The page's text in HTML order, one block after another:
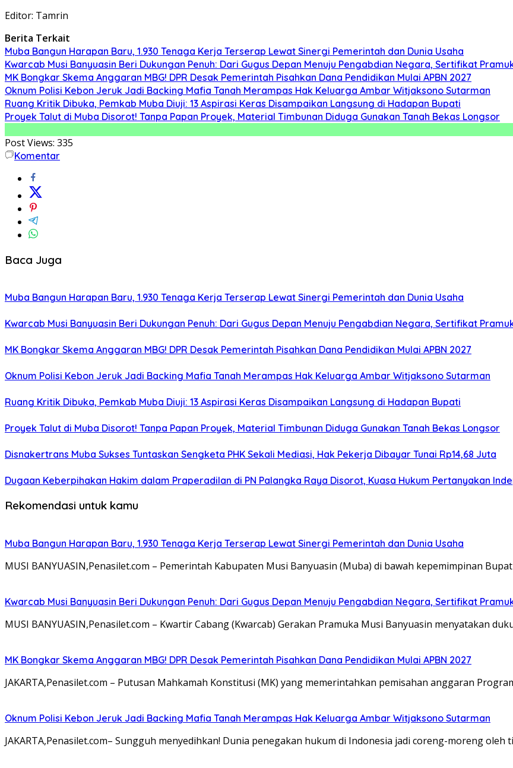
Editor: Tamrin
Berita Terkait
Muba Bangun Harapan Baru, 1.930 Tenaga Kerja Terserap Lewat Sinergi Pemerintah dan Dunia Usaha
Kwarcab Musi Banyuasin Beri Dukungan Penuh: Dari Gugus Depan Menuju Pengabdian Negara, Sertifikat
MK Bongkar Skema Anggaran MBG! DPR Desak Pemerintah Pisahkan Dana Pendidikan Mulai APBN 2027
Oknum Polisi Kebon Jeruk Jadi Backing Mafia Tanah Merampas Hak Keluarga Ambar Witjaksono Sutarman
Ruang Kritik Dibuka, Pemkab Muba Diuji: 13 Aspirasi Keras Disampaikan Langsung di Hadapan Bupati
Proyek Talut di Muba Disorot! Tanpa Papan Proyek, Material Timbunan Diduga Gunakan Tanah Bekas Longsor
Post Views: 335
Komentar
Baca Juga
Muba Bangun Harapan Baru, 1.930 Tenaga Kerja Terserap Lewat Sinergi Pemerintah dan Dunia Usaha
Kwarcab Musi Banyuasin Beri Dukungan Penuh: Dari Gugus Depan Menuju Pengabdian Negara, Sertifikat
MK Bongkar Skema Anggaran MBG! DPR Desak Pemerintah Pisahkan Dana Pendidikan Mulai APBN 2027
Oknum Polisi Kebon Jeruk Jadi Backing Mafia Tanah Merampas Hak Keluarga Ambar Witjaksono Sutarman
Ruang Kritik Dibuka, Pemkab Muba Diuji: 13 Aspirasi Keras Disampaikan Langsung di Hadapan Bupati
Proyek Talut di Muba Disorot! Tanpa Papan Proyek, Material Timbunan Diduga Gunakan Tanah Bekas Longsor
Disnakertrans Muba Sukses Tuntaskan Sengketa PHK Sekali Mediasi, Hak Pekerja Dibayar Tunai Rp14,68 Juta
Dugaan Keberpihakan Hakim dalam Praperadilan di PN Palangka Raya Disorot, Kuasa Hukum Pertanyakan
Rekomendasi untuk kamu
Muba Bangun Harapan Baru, 1.930 Tenaga Kerja Terserap Lewat Sinergi Pemerintah dan Dunia Usaha
MUSI BANYUASIN,Penasilet.com – Pemerintah Kabupaten Musi Banyuasin (Muba) di bawah kepemimpinan
Kwarcab Musi Banyuasin Beri Dukungan Penuh: Dari Gugus Depan Menuju Pengabdian Negara, Sertifikat
MUSI BANYUASIN,Penasilet.com – Kwartir Cabang (Kwarcab) Gerakan Pramuka Musi Banyuasin menyatakan
MK Bongkar Skema Anggaran MBG! DPR Desak Pemerintah Pisahkan Dana Pendidikan Mulai APBN 2027
JAKARTA,Penasilet.com – Putusan Mahkamah Konstitusi (MK) yang memerintahkan pemisahan anggaran
Oknum Polisi Kebon Jeruk Jadi Backing Mafia Tanah Merampas Hak Keluarga Ambar Witjaksono Sutarman
JAKARTA,Penasilet.com– Sungguh menyedihkan! Dunia penegakan hukum di Indonesia jadi coreng-moreng